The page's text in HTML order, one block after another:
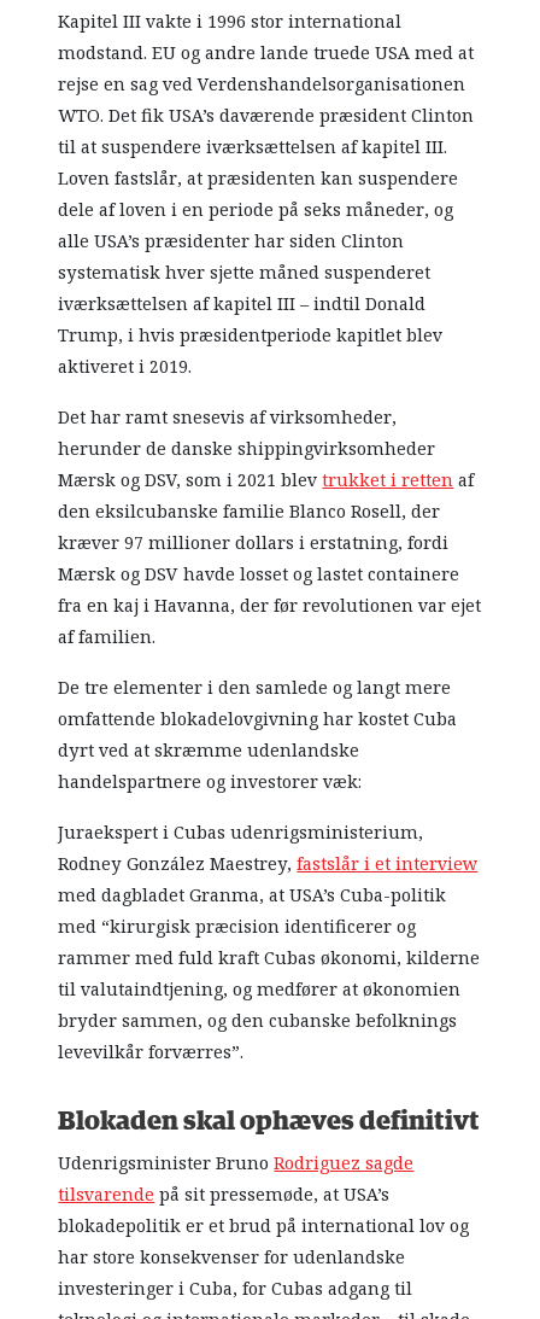
Kapitel III vakte i 1996 stor international
modstand. EU og andre lande truede USA med at
rejse en sag ved Verdenshandelsorganisationen
WTO. Det fik USA’s daværende præsident Clinton
til at suspendere iværksættelsen af kapitel III.
Loven fastslår, at præsidenten kan suspendere
dele af loven i en periode på seks måneder, og
alle USA’s præsidenter har siden Clinton
systematisk hver sjette måned suspenderet
iværksættelsen af kapitel III – indtil Donald
Trump, i hvis præsidentperiode kapitlet blev
aktiveret i 2019.
Det har ramt snesevis af virksomheder,
herunder de danske shippingvirksomheder
Mærsk og DSV, som i 2021 blevtrukket i rettenaf
den eksilcubanske familie Blanco Rosell, der
kræver 97 millioner dollars i erstatning, fordi
Mærsk og DSV havde losset og lastet containere
fra en kaj i Havanna, der før revolutionen var ejet
af familien.
De tre elementer i den samlede og langt mere
omfattende blokadelovgivning har kostet Cuba
dyrt ved at skræmme udenlandske
handelspartnere og investorer væk:
Juraekspert i Cubas udenrigsministerium,
Rodney González Maestrey,fastslår i et interview
med dagbladet Granma, at USA’s Cuba-politik
med “kirurgisk præcision identificerer og
rammer med fuld kraft Cubas økonomi, kilderne
til valutaindtjening, og medfører at økonomien
bryder sammen, og den cubanske befolknings
levevilkår forværres”.
Blokaden skal ophæves definitivt
Udenrigsminister BrunoRodriguez sagde
tilsvarende på sit pressemøde, at USA’s
blokadepolitik er et brud på international lov og
har store konsekvenser for udenlandske
investeringer i Cuba, for Cubas adgang til